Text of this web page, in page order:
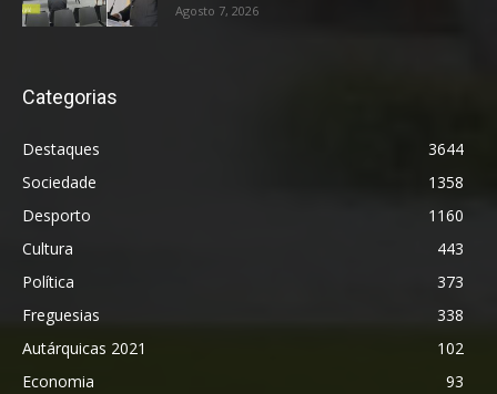
Agosto 7, 2026
Categorias
Destaques
3644
Sociedade
1358
Desporto
1160
Cultura
443
Política
373
Freguesias
338
Autárquicas 2021
102
Economia
93